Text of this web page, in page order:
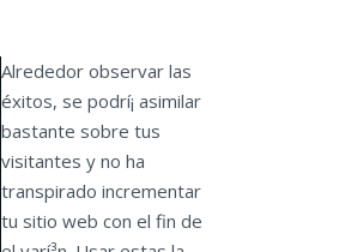
Alrededor observar las
éxitos, se podrí¡ asimilar
bastante sobre tus
visitantes y no ha
transpirado incrementar
tu sitio web con el fin de